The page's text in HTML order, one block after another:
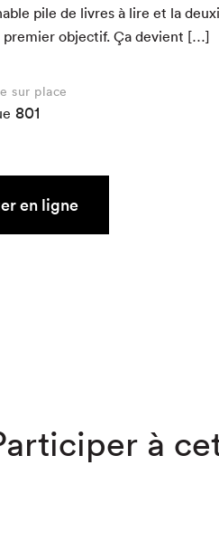
pile de livres à lire et la
objec­tif. Ça devient […]
sur place
801
en ligne
à